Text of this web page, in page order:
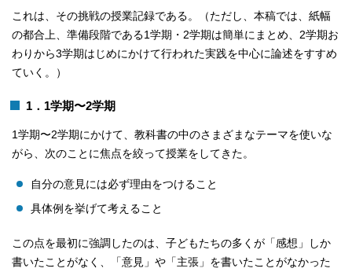
これは、その挑戦の授業記録である。（ただし、本稿では、紙幅
の都合上、準備段階である1学期・2学期は簡単にまとめ、2学期お
わりから3学期はじめにかけて行われた実践を中心に論述をすすめ
ていく。）
1．1学期〜2学期
1学期〜2学期にかけて、教科書の中のさまざまなテーマを使いな
がら、次のことに焦点を絞って授業をしてきた。
自分の意見には必ず理由をつけること
具体例を挙げて考えること
この点を最初に強調したのは、子どもたちの多くが「感想」しか
書いたことがなく、「意見」や「主張」を書いたことがなかった